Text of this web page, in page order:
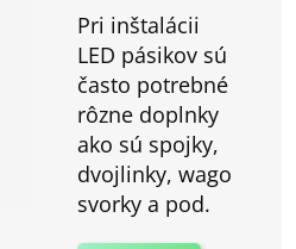
Pri inštalácii
LED pásikov sú
často potrebné
rôzne doplnky
ako sú spojky,
dvojlinky, wago
svorky a pod.